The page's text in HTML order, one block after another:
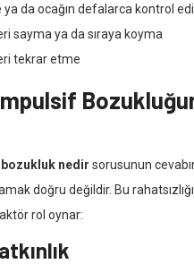
ya da ocağın defalarca kontrol
sayma ya da sıraya koyma
tekrar etme
nedir sorusunun
doğru değildir. Bu
rol oynar: